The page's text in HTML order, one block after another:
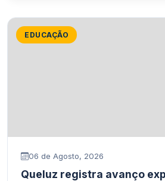
EDUCAÇÃO
06 de Agosto, 2026
Queluz registra avanço